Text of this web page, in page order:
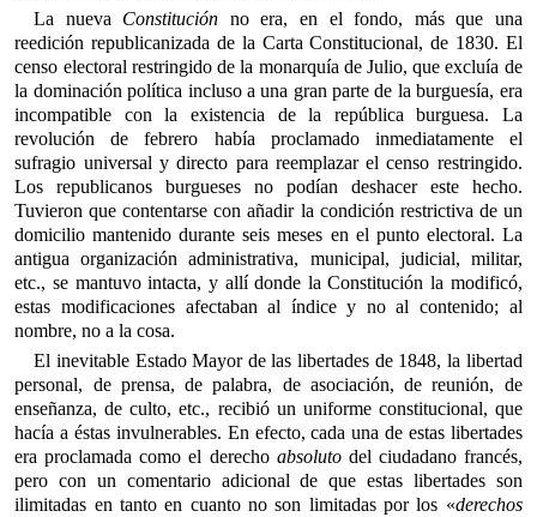
La nueva Constitución no era, en el fondo, más que una
reedición republicanizada de la Carta Constitucional, de 1830. El
censo electoral restringido de la monarquía de Julio, que excluía de
la dominación política incluso a una gran parte de la burguesía, era
incompatible con la existencia de la república burguesa. La
revolución de febrero había proclamado inmediatamente el
sufragio universal y directo para reemplazar el censo restringido.
Los republicanos burgueses no podían deshacer este hecho.
Tuvieron que contentarse con añadir la condición restrictiva de un
domicilio mantenido durante seis meses en el punto electoral. La
antigua organización administrativa, municipal, judicial, militar,
etc., se mantuvo intacta, y allí donde la Constitución la modificó,
estas modificaciones afectaban al índice y no al contenido; al
nombre, no a la cosa.
El inevitable Estado Mayor de las libertades de 1848, la libertad
personal, de prensa, de palabra, de asociación, de reunión, de
enseñanza, de culto, etc., recibió un uniforme constitucional, que
hacía a éstas invulnerables. En efecto, cada una de estas libertades
era proclamada como el derecho absolutodel ciudadano francés,
pero con un comentario adicional de que estas libertades son
ilimitadas en tanto en cuanto no son limitadas por los «derechos